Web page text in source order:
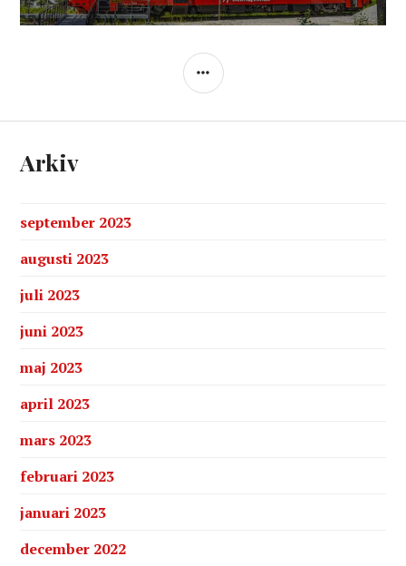
SIDOPANEL
Arkiv
september 2023
augusti 2023
juli 2023
juni 2023
maj 2023
april 2023
mars 2023
februari 2023
januari 2023
december 2022